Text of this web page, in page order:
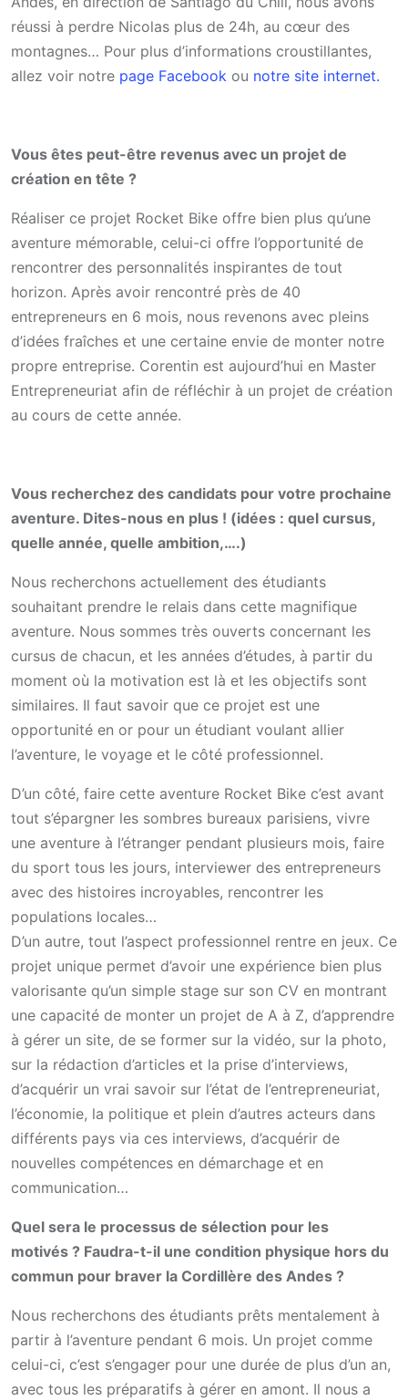
réussi à perdre Nicolas plus de 24h, au cœur des
montagnes… Pour plus d’informations croustillantes,
allez voir notre page Facebook ou notre site internet.
Vous êtes peut-être revenus avec un projet de
création en tête ?
Réaliser ce projet Rocket Bike offre bien plus qu’une
aventure mémorable, celui-ci offre l’opportunité de
rencontrer des personnalités inspirantes de tout
horizon. Après avoir rencontré près de 40
entrepreneurs en 6 mois, nous revenons avec pleins
d’idées fraîches et une certaine envie de monter notre
propre entreprise. Corentin est aujourd’hui en Master
Entrepreneuriat afin de réfléchir à un projet de création
au cours de cette année.
Vous recherchez des candidats pour votre prochaine
aventure. Dites-nous en plus ! (idées : quel cursus,
quelle année, quelle ambition,….)
Nous recherchons actuellement des étudiants
souhaitant prendre le relais dans cette magnifique
aventure. Nous sommes très ouverts concernant les
cursus de chacun, et les années d’études, à partir du
moment où la motivation est là et les objectifs sont
similaires. Il faut savoir que ce projet est une
opportunité en or pour un étudiant voulant allier
l’aventure, le voyage et le côté professionnel.
D’un côté, faire cette aventure Rocket Bike c’est avant
tout s’épargner les sombres bureaux parisiens, vivre
une aventure à l’étranger pendant plusieurs mois, faire
du sport tous les jours, interviewer des entrepreneurs
avec des histoires incroyables, rencontrer les
populations locales…
D’un autre, tout l’aspect professionnel rentre en jeux. Ce
projet unique permet d’avoir une expérience bien plus
valorisante qu’un simple stage sur son CV en montrant
une capacité de monter un projet de A à Z, d’apprendre
à gérer un site, de se former sur la vidéo, sur la photo,
sur la rédaction d’articles et la prise d’interviews,
d’acquérir un vrai savoir sur l’état de l’entrepreneuriat,
l’économie, la politique et plein d’autres acteurs dans
différents pays via ces interviews, d’acquérir de
nouvelles compétences en démarchage et en
communication…
Quel sera le processus de sélection pour les
motivés ? Faudra-t-il une condition physique hors du
commun pour braver la Cordillère des Andes ?
Nous recherchons des étudiants prêts mentalement à
partir à l’aventure pendant 6 mois. Un projet comme
celui-ci, c’est s’engager pour une durée de plus d’un an,
avec tous les préparatifs à gérer en amont. Il nous a